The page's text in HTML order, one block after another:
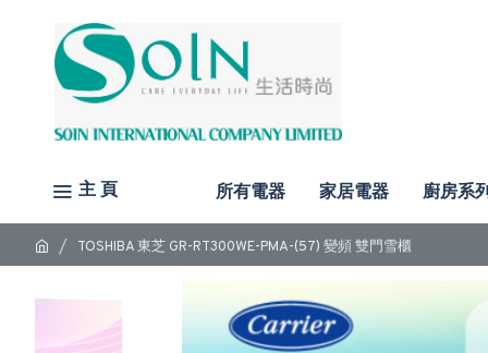
主 頁 所有電器 家居電器 廚房系
TOSHIBA 東芝 GR-RT300WE-PMA-(57) 變頻 雙門雪櫃